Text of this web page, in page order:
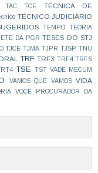
TAC TCE
TÉCNICA DE
TÉCNICO JUDICIÁRIO
TEMPO
TEORIA
DA PGR TESES DO STJ
TJCE TJMA TJPR TJSP TNU
TRF TRF3 TRF4 TRFS
TSE TST VADE MECUM
VAMOS QUE VAMOS VIDA
VOCÊ PROCURADOR DA